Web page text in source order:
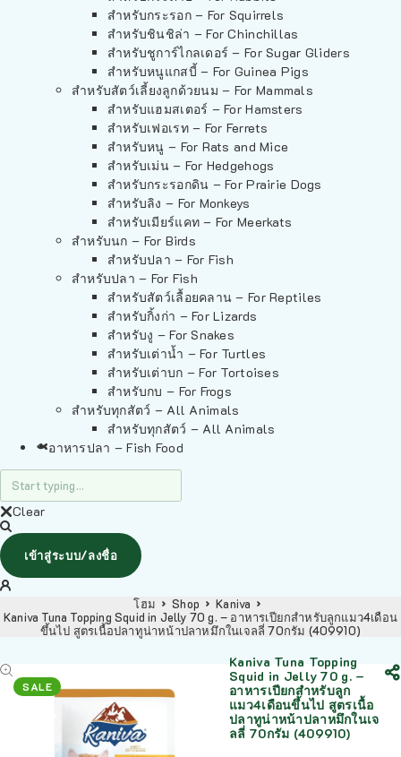
สำหรับกระรอก – For Squirrels
สำหรับชินชิล่า – For Chinchillas
สำหรับชูการ์ไกลเดอร์ – For Sugar Gliders
สำหรับหนูแกสบี้ – For Guinea Pigs
สำหรับสัตว์เลี้ยงลูกด้วยนม – For Mammals
สำหรับแฮมสเตอร์ – For Hamsters
สำหรับเฟอเรท – For Ferrets
สำหรับหนู – For Rats and Mice
สำหรับเม่น – For Hedgehogs
สำหรับกระรอกดิน – For Prairie Dogs
สำหรับลิง – For Monkeys
สำหรับเมียร์แคท – For Meerkats
สำหรับนก – For Birds
สำหรับปลา – For Fish
สำหรับปลา – For Fish
สำหรับสัตว์เลื้อยคลาน – For Reptiles
สำหรับกิ้งก่า – For Lizards
สำหรับงู – For Snakes
สำหรับเต่าน้ำ – For Turtles
สำหรับเต่าบก – For Tortoises
สำหรับกบ – For Frogs
สำหรับทุกสัตว์ – All Animals
สำหรับทุกสัตว์ – All Animals
อาหารปลา – Fish Food
Clear
เข้าสู่ระบบ/ลงชื่อ
โฮม Shop
Kaniva
Kaniva Tuna Topping Squid in Jelly 70 g. – อาหารเปียกสำหรับลูกแมว4เดือน
ขึ้นไป สูตรเนื้อปลาทูน่าหน้าปลาหมึกในเจลลี่ 70กรัม (409910)
SALE
Kaniva Tuna Topping
Squid in Jelly 70 g. –
อาหารเปียกสำหรับลูก
แมว4เดือนขึ้นไป สูตรเนื้อ
ปลาทูน่าหน้าปลาหมึกในเจ
ลลี่ 70กรัม (409910)